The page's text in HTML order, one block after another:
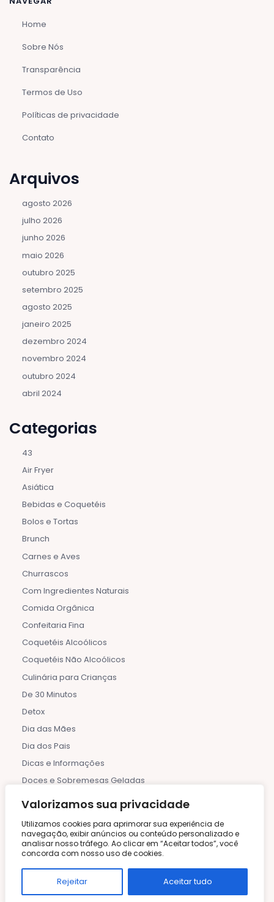
Valorizamos sua privacidade
Utilizamos cookies para aprimorar sua experiência de
navegação, exibir anúncios ou conteúdo personalizado e
analisar nosso tráfego. Ao clicar em “Aceitar todos”, você
concorda com nosso uso de cookies.
Rejeitar Aceitar tudo
Home
Sobre Nós
Transparência
Termos de Uso
Políticas de privacidade
Contato
Arquivos
agosto 2026
julho 2026
junho 2026
maio 2026
outubro 2025
setembro 2025
agosto 2025
janeiro 2025
dezembro 2024
novembro 2024
outubro 2024
abril 2024
Categorias
43
Air Fryer
Asiática
Bebidas e Coquetéis
Bolos e Tortas
Brunch
Carnes e Aves
Churrascos
Com Ingredientes Naturais
Comida Orgânica
Confeitaria Fina
Coquetéis Alcoólicos
Coquetéis Não Alcoólicos
Culinária para Crianças
De 30 Minutos
Detox
Dia das Mães
Dia dos Pais
Dicas e Informações
Doces e Sobremesas Geladas
Etiqueta à Mesa
Frutas e Compotas
Halloween
Horta Caseira